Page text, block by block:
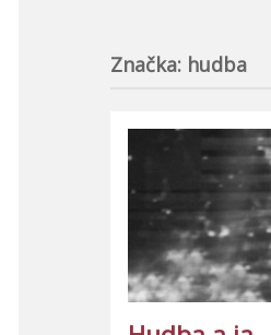
Značka: hudba